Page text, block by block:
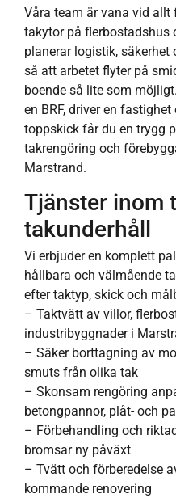
Våra team är vana vid
takytor på flerbostadshus
planerar logistik,
så att arbetet flyter på
boende så lite som
en BRF, driver en
toppskick får du en trygg
takrengöring och
Marstrand.
Tjänster inom
takunderhåll
Vi erbjuder en komplett
hållbara och välmående
efter taktyp, skick och
– Taktvätt av villor,
industribyggnader i
– Säker borttagning av
smuts från olika tak
– Skonsam rengöring
betongpannor, plåt- och
– Förbehandling och
bromsar ny påväxt
– Tvätt och förberedelse
kommande renovering